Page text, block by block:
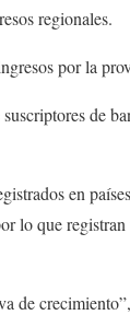
regionales.
por la
de
en
lo que
de